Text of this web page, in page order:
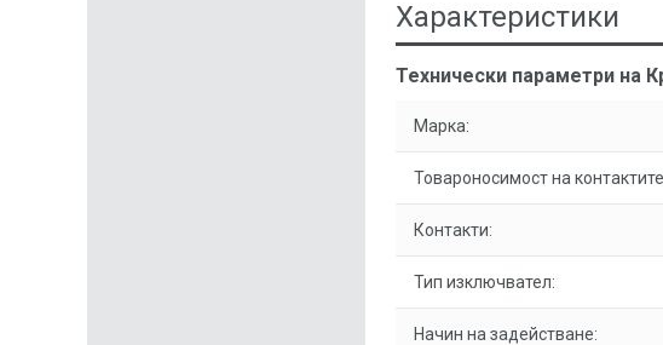
Характеристики
Технически параметри на
Марка:
Товароносимост на
Контакти:
Тип изключвател:
Начин на задействане: